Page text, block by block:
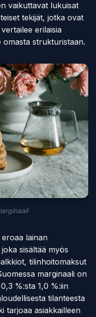
vaikuttavat lukuisat
tekijät, jotka ovat
erilaisia
omasta strukturistaan.
eroaa lainan
sisältää myös
tilinhoitomaksut
marginaali on
%:sta 1,0 %:iin
tilanteesta
tarjoaa asiakkailleen